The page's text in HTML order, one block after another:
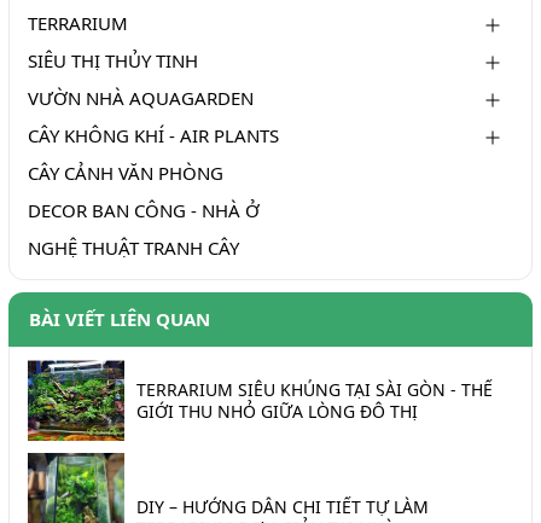
TERRARIUM
SIÊU THỊ THỦY TINH
VƯỜN NHÀ AQUAGARDEN
CÂY KHÔNG KHÍ - AIR PLANTS
CÂY CẢNH VĂN PHÒNG
DECOR BAN CÔNG - NHÀ Ở
NGHỆ THUẬT TRANH CÂY
BÀI VIẾT LIÊN QUAN
TERRARIUM SIÊU KHỦNG TẠI SÀI GÒN - THẾ
GIỚI THU NHỎ GIỮA LÒNG ĐÔ THỊ
DIY – HƯỚNG DẪN CHI TIẾT TỰ LÀM